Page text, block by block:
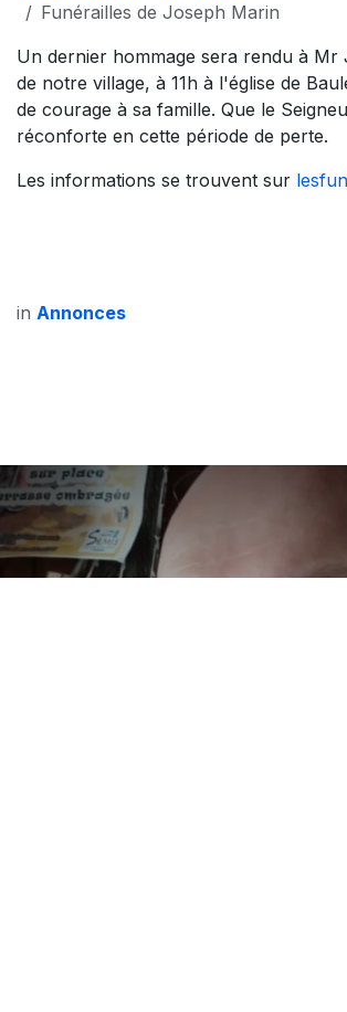
Funérailles de Joseph Marin
Un dernier hommage sera rendu à Mr
de notre village, à 11h à l'église de
de courage à sa famille. Que le
réconforte en cette période de perte.
Les informations se trouvent sur
in Annonces